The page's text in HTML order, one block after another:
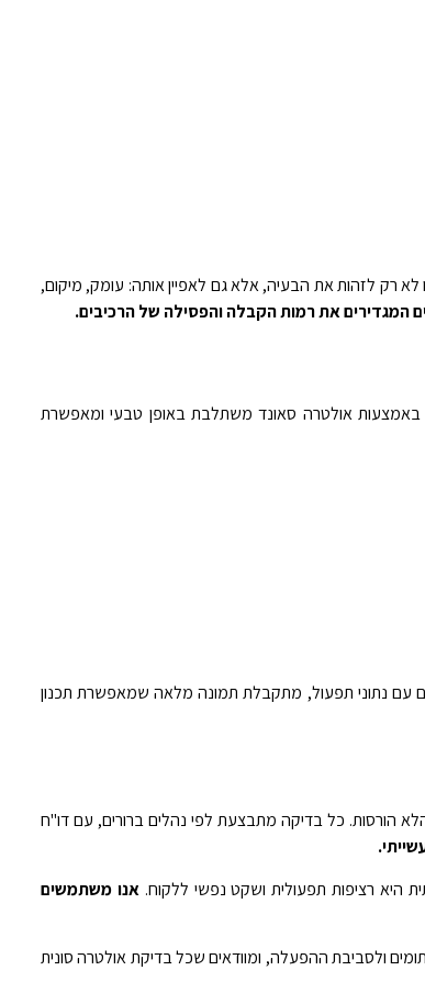
רק לזהות את הבעיה, אלא גם לאפיין אותה: עומק, מיקום,
המגדירים את רמות הקבלה והפסילה של הרכיבים.
באמצעות אולטרה סאונד משתלבת באופן טבעי ומאפשרת
נתוני תפעול, מתקבלת תמונה מלאה שמאפשרת תכנון
הורסות. כל בדיקה מתבצעת לפי נהלים ברורים, עם דו"ח
היא רציפות תפעולית ושקט נפשי ללקוח.אנו משתמשים
ולסביבת ההפעלה, ומוודאים שכל בדיקת אולטרה סונית